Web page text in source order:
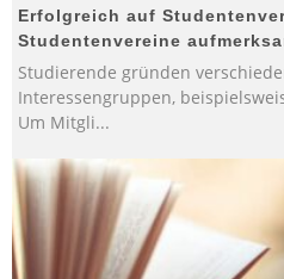
Erfolgreich auf
Studentenvereine
Studierende gründen
Interessengruppen,
Um Mitgli...